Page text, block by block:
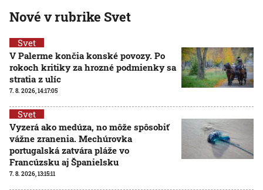
Nové v rubrike Svet
Svet
V Palerme končia konské povozy. Po
rokoch kritiky za hrozné podmienky sa
stratia z ulíc
7. 8. 2026, 14:17:05
Svet
Vyzerá ako medúza, no môže spôsobiť
vážne zranenia. Mechúrovka
portugalská zatvára pláže vo
Francúzsku aj Španielsku
7. 8. 2026, 13:15:11